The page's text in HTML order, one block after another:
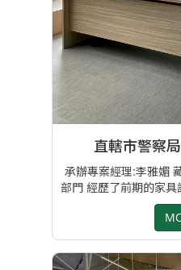
直轄市警察
承辦專案經理:李雅媚
部門 經歷了前期的家具
在有限的預算內提供給
率的辦